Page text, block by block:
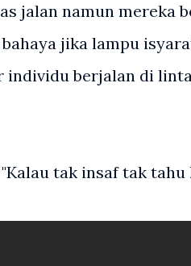
jalan namun mereka
jika lampu
individu berjalan di
tak insaf tak tahu